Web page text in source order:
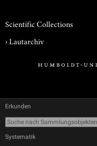
Scientific Collections
›Lautarchiv
Erkunden
Systematik